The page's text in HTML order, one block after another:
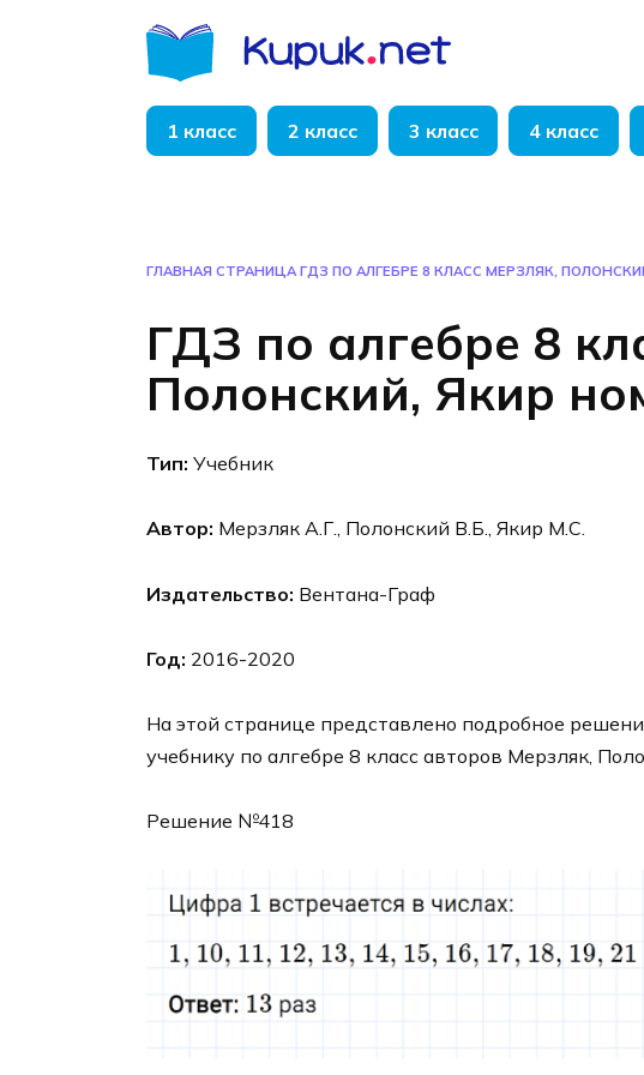
1 класс 2 класс 3 класс 4 класс
ГЛАВНАЯ СТРАНИЦА ГДЗ ПО АЛГЕБРЕ 8 КЛАСС МЕРЗЛЯК,
ГДЗ по алгебре 8
Полонский, Якир
Тип: Учебник
Автор: Мерзляк А.Г., Полонский В.Б., Якир М.С.
Издательство: Вентана-Граф
Год: 2016-2020
На этой странице представлено подробное
учебнику по алгебре 8 класс авторов Мерзляк,
Решение №418